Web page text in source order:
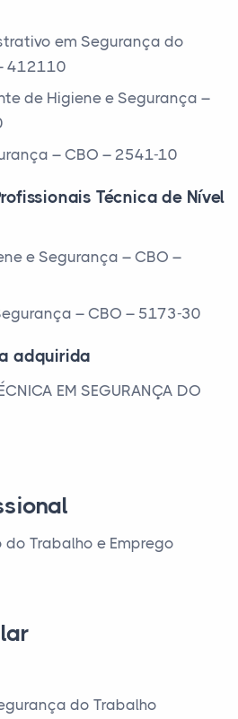
em Segurança do
412110
de Higiene e Segurança –
– CBO – 2541-10
Técnica de Nível
e Segurança – CBO –
– CBO – 5173-30
adquirida
EM SEGURANÇA DO
do Trabalho e Emprego
do Trabalho